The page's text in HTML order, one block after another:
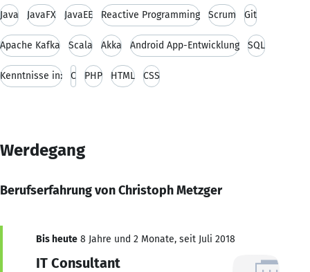
Java JavaFX JavaEE Reactive Programming Scrum Git
Apache Kafka Scala Akka Android App-Entwicklung SQL
Kenntnisse in: C PHP HTML CSS
Werdegang
Berufserfahrung von Christoph Metzger
Bis heute 8 Jahre und 2 Monate, seit Juli 2018
IT Consultant